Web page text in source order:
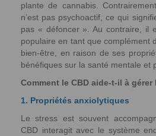
plante de cannabis.
n’est pas psychoactif, ce qui
pas « défoncer ». Au contraire, il
populaire en tant que complément
bien-être, en raison de ses
bénéfiques sur la santé mentale et
Comment le CBD aide-t-il à gérer
1. Propriétés anxiolytiques
Le stress est souvent
CBD interagit avec le système